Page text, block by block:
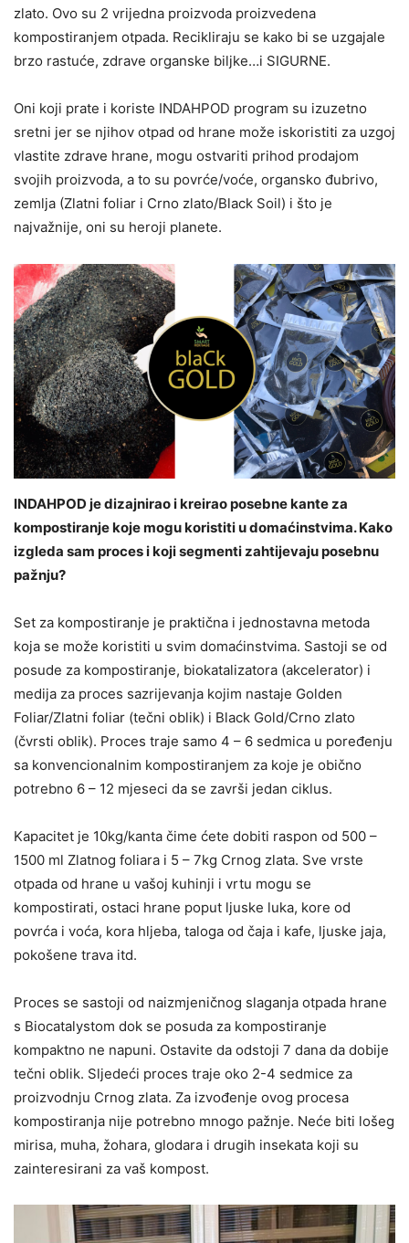
zlato. Ovo su 2 vrijedna proizvoda proizvedena
kompostiranjem otpada. Recikliraju se kako bi se uzgajale
brzo rastuće, zdrave organske biljke…i SIGURNE.
Oni koji prate i koriste INDAHPOD program su izuzetno
sretni jer se njihov otpad od hrane može iskoristiti za uzgoj
vlastite zdrave hrane, mogu ostvariti prihod prodajom
svojih proizvoda, a to su povrće/voće, organsko đubrivo,
zemlja (Zlatni foliar i Crno zlato/Black Soil) i što je
najvažnije, oni su heroji planete.
INDAHPOD je dizajnirao i kreirao posebne kante za
kompostiranje koje mogu koristiti u domaćinstvima. Kako
izgleda sam proces i koji segmenti zahtijevaju posebnu
pažnju?
Set za kompostiranje je praktična i jednostavna metoda
koja se može koristiti u svim domaćinstvima. Sastoji se od
posude za kompostiranje, biokatalizatora (akcelerator) i
medija za proces sazrijevanja kojim nastaje Golden
Foliar/Zlatni foliar (tečni oblik) i Black Gold/Crno zlato
(čvrsti oblik). Proces traje samo 4 – 6 sedmica u poređenju
sa konvencionalnim kompostiranjem za koje je obično
potrebno 6 – 12 mjeseci da se završi jedan ciklus.
Kapacitet je 10kg/kanta čime ćete dobiti raspon od 500 –
1500 ml Zlatnog foliara i 5 – 7kg Crnog zlata. Sve vrste
otpada od hrane u vašoj kuhinji i vrtu mogu se
kompostirati, ostaci hrane poput ljuske luka, kore od
povrća i voća, kora hljeba, taloga od čaja i kafe, ljuske jaja,
pokošene trava itd.
Proces se sastoji od naizmjeničnog slaganja otpada hrane
s Biocatalystom dok se posuda za kompostiranje
kompaktno ne napuni. Ostavite da odstoji 7 dana da dobije
tečni oblik. Sljedeći proces traje oko 2-4 sedmice za
proizvodnju Crnog zlata. Za izvođenje ovog procesa
kompostiranja nije potrebno mnogo pažnje. Neće biti lošeg
mirisa, muha, žohara, glodara i drugih insekata koji su
zainteresirani za vaš kompost.